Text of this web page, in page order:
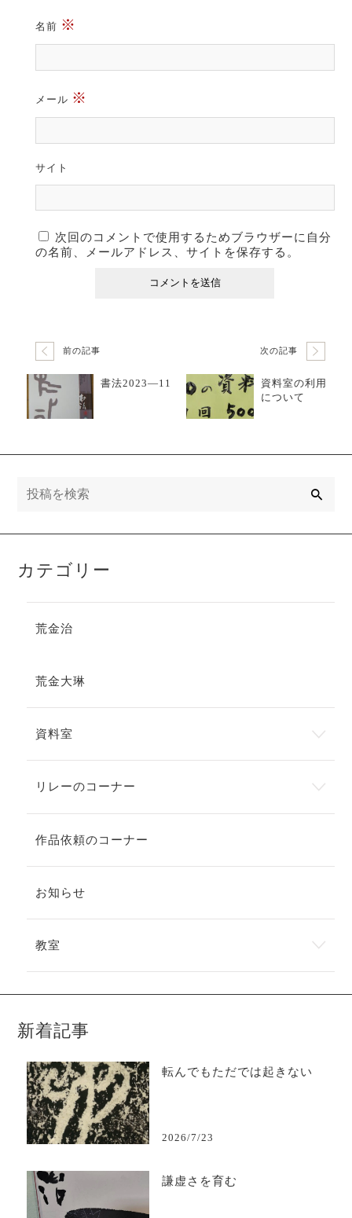
名前 ※
メール ※
サイト
次回のコメントで使用するためブラウザーに自分
の名前、メールアドレス、サイトを保存する。
前の記事
書法2023―11
次の記事
資料室の利用
について
カテゴリー
荒金治
荒金大琳
資料室
リレーのコーナー
作品依頼のコーナー
お知らせ
教室
新着記事
転んでもただでは起きない
2026/7/23
謙虚さを育む